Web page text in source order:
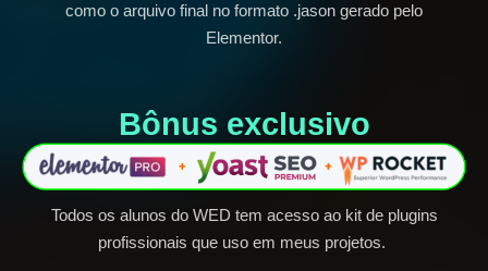
como o arquivo final no formato .jason gerado pelo
Elementor.
Bônus exclusivo​
Todos os alunos do WED tem acesso ao kit de plugins
profissionais que uso em meus projetos.